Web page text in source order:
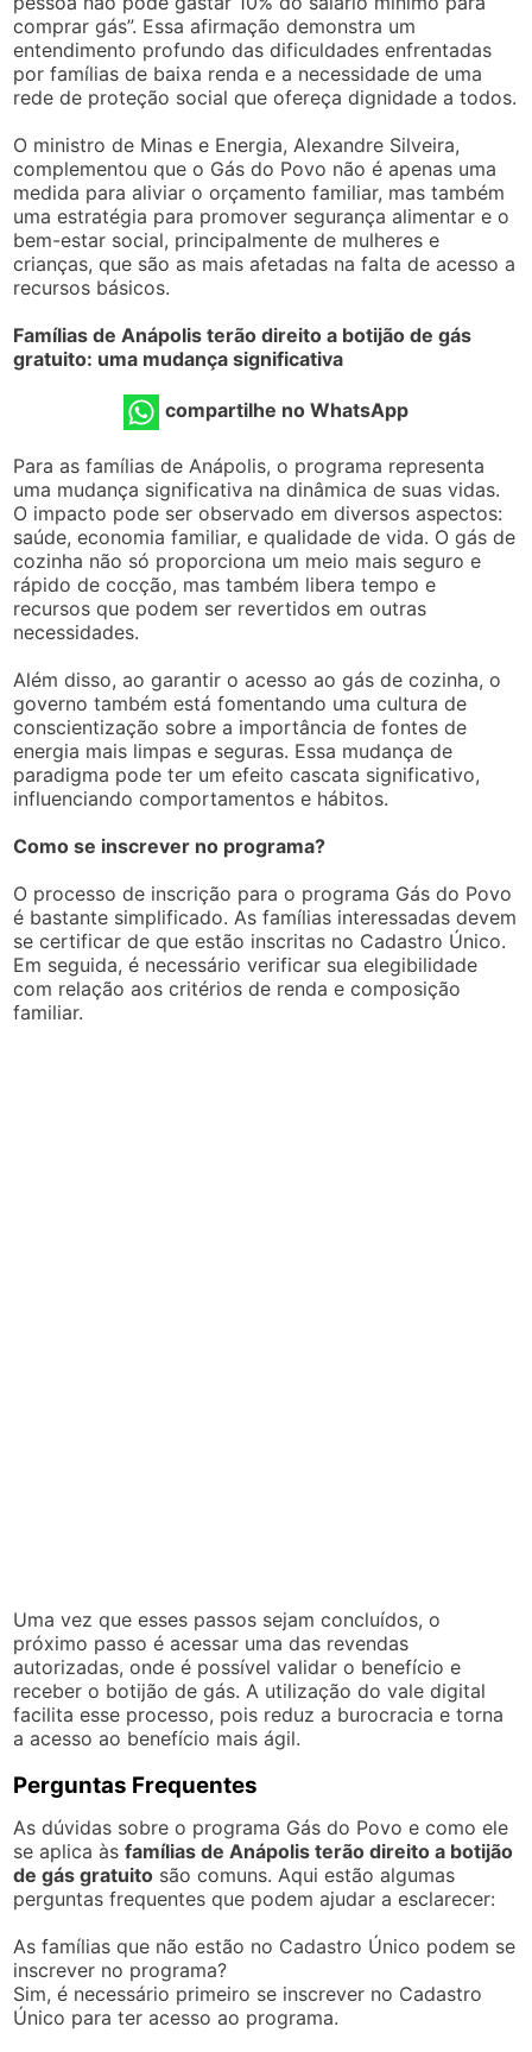
comprar gás”. Essa afirmação demonstra um
entendimento profundo das dificuldades enfrentadas
por famílias de baixa renda e a necessidade de uma
rede de proteção social que ofereça dignidade a todos.
O ministro de Minas e Energia, Alexandre Silveira,
complementou que o Gás do Povo não é apenas uma
medida para aliviar o orçamento familiar, mas também
uma estratégia para promover segurança alimentar e o
bem-estar social, principalmente de mulheres e
crianças, que são as mais afetadas na falta de acesso a
recursos básicos.
Famílias de Anápolis terão direito a botijão de gás
gratuito: uma mudança significativa
compartilhe no WhatsApp
Para as famílias de Anápolis, o programa representa
uma mudança significativa na dinâmica de suas vidas.
O impacto pode ser observado em diversos aspectos:
saúde, economia familiar, e qualidade de vida. O gás de
cozinha não só proporciona um meio mais seguro e
rápido de cocção, mas também libera tempo e
recursos que podem ser revertidos em outras
necessidades.
Além disso, ao garantir o acesso ao gás de cozinha, o
governo também está fomentando uma cultura de
conscientização sobre a importância de fontes de
energia mais limpas e seguras. Essa mudança de
paradigma pode ter um efeito cascata significativo,
influenciando comportamentos e hábitos.
Como se inscrever no programa?
O processo de inscrição para o programa Gás do Povo
é bastante simplificado. As famílias interessadas devem
se certificar de que estão inscritas no Cadastro Único.
Em seguida, é necessário verificar sua elegibilidade
com relação aos critérios de renda e composição
familiar.
Uma vez que esses passos sejam concluídos, o
próximo passo é acessar uma das revendas
autorizadas, onde é possível validar o benefício e
receber o botijão de gás. A utilização do vale digital
facilita esse processo, pois reduz a burocracia e torna
a acesso ao benefício mais ágil.
Perguntas Frequentes
As dúvidas sobre o programa Gás do Povo e como ele
se aplica àsfamílias de Anápolis terão direito a botijão
de gás gratuito são comuns. Aqui estão algumas
perguntas frequentes que podem ajudar a esclarecer:
As famílias que não estão no Cadastro Único podem se
inscrever no programa?
Sim, é necessário primeiro se inscrever no Cadastro
Único para ter acesso ao programa.